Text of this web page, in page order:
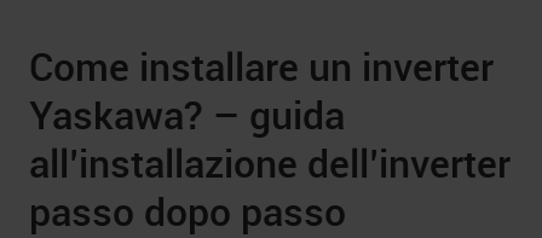
Come installare un inverter
Yaskawa? – guida
all’installazione dell’inverter
passo dopo passo